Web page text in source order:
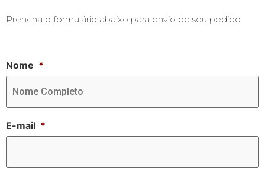
Prencha o formulário abaixo para envio de seu pedido
Nome *
E-mail *